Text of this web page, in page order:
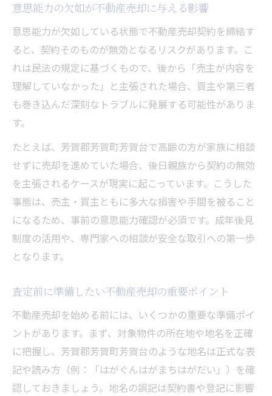
意思能力の欠如が不動産売却に与える影響
意思能力が欠如している状態で不動産売却契約を締結す
ると、契約そのものが無効となるリスクがあります。こ
れは民法の規定に基づくもので、後から「売主が内容を
理解していなかった」と主張された場合、買主や第三者
も巻き込んだ深刻なトラブルに発展する可能性がありま
す。
たとえば、芳賀郡芳賀町芳賀台で高齢の方が家族に相談
せずに売却を進めていた場合、後日親族から契約の無効
を主張されるケースが現実に起こっています。こうした
事態は、売主・買主ともに多大な損害や手間を被ること
になるため、事前の意思能力確認が必須です。成年後見
制度の活用や、専門家への相談が安全な取引への第一歩
となります。
査定前に準備したい不動産売却の重要ポイント
不動産売却を始める前には、いくつかの重要な準備ポイ
ントがあります。まず、対象物件の所在地や地名を正確
に把握し、芳賀郡芳賀町芳賀台のような地名は正式な表
記や読み方（例：「はがぐんはがまちはがだい」）を確
認しておきましょう。地名の誤記は契約書や登記に影響